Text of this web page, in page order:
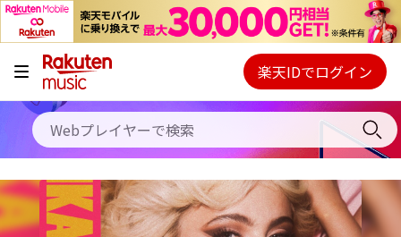
キャンペーン
料金プラン
使い方
初回30日間無料お試し
Webプレイヤー
ご契約内容の確認・変更
楽天IDでログイン